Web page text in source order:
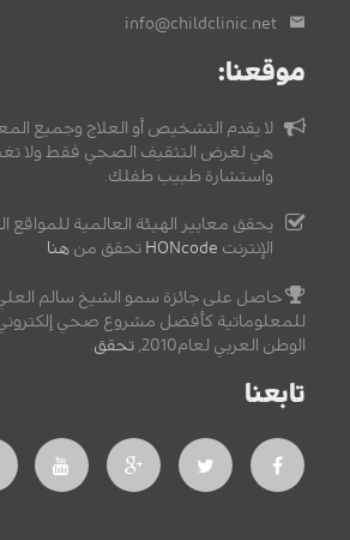
info@childclinic.net
موقعنا:
لا يقدم التشخيص أو العلاج وجميع
هي لغرض التثقيف الصحي فقط ولا
واستشارة طبيب طفلك.
يحقق معايير الهيئة العالمية للمواقع
الإنترنت HONcode تحقق من هنا
حاصل على جائزة سمو الشيخ سالم
للمعلوماتية كأفضل مشروع صحي
الوطن العربي لعام2010,
تحقق.
تابعنا